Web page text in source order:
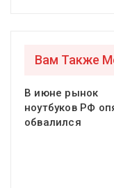
Вам Также
В июне рынок
ноутбуков РФ
обвалился